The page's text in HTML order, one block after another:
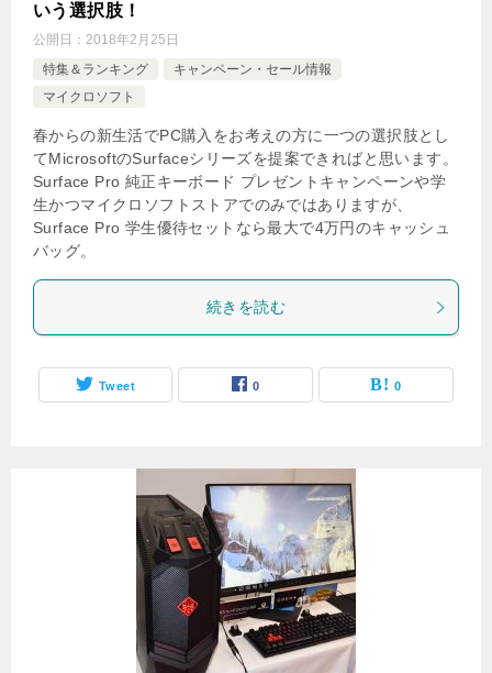
いう選択肢！
公開日： 2018年2月25日
特集＆ランキング
キャンペーン・セール情報
マイクロソフト
春からの新生活でPC購入をお考えの方に一つの選択肢とし
てMicrosoftのSurfaceシリーズを提案できればと思います。
Surface Pro 純正キーボード プレゼントキャンペーンや学
生かつマイクロソフトストアでのみではありますが、
Surface Pro 学生優待セットなら最大で4万円のキャッシュ
バッグ。
続きを読む
Tweet 0 0